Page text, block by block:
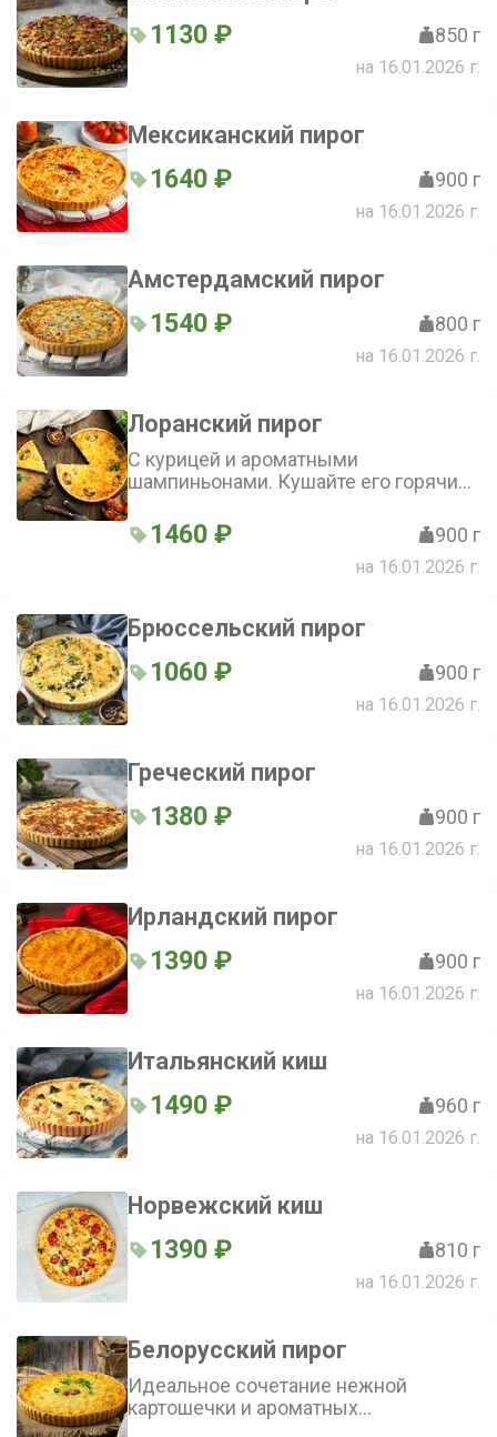
1130 ₽ 850 г
на 16.01.2026 г.
Мексиканский пирог
1640 ₽ 900 г
на 16.01.2026 г.
Амстердамский пирог
1540 ₽ 800 г
на 16.01.2026 г.
Лоранский пирог
С курицей и ароматными
шампиньонами. Кушайте его горячим
самостоятельное блюдо - одинаково
вкусно!
1460 ₽ 900 г
на 16.01.2026 г.
Брюссельский пирог
1060 ₽ 900 г
на 16.01.2026 г.
Греческий пирог
1380 ₽ 900 г
на 16.01.2026 г.
Ирландский пирог
1390 ₽ 900 г
на 16.01.2026 г.
Итальянский киш
1490 ₽ 960 г
на 16.01.2026 г.
Норвежский киш
1390 ₽ 810 г
на 16.01.2026 г.
Белорусский пирог
Идеальное сочетание нежной
картошечки и ароматных